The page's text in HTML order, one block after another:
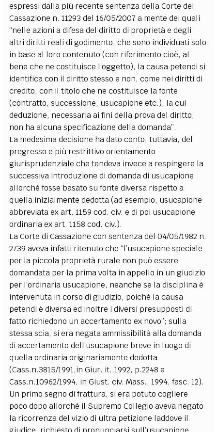
espressi dalla più recente sentenza della Corte dei
Cassazione n. 11293 del 16/05/2007 a mente dei quali
“nelle azioni a difesa del diritto di proprietà e degli
altri diritti reali di godimento, che sono individuati solo
in base al loro contenuto (con riferimento cioè, al
bene che ne costituisce l’oggetto), la causa petendi si
identifica con il diritto stesso e non, come nei diritti di
credito, con il titolo che ne costituisce la fonte
(contratto, successione, usucapione etc.), la cui
deduzione, necessaria ai fini della prova del diritto,
non ha alcuna specificazione della domanda”.
La medesima decisione ha dato conto, tuttavia, del
pregresso e più restrittivo orientamento
giurisprudenziale che tendeva invece a respingere la
successiva introduzione di domanda di usucapione
allorchè fosse basato su fonte diversa rispetto a
quella inizialmente dedotta (ad esempio, usucapione
abbreviata ex art. 1159 cod. civ. e di poi usucapione
ordinaria ex art. 1158 cod. civ.).
La Corte di Cassazione con sentenza del 04/05/1982 n.
2739 aveva infatti ritenuto che “l’usucapione speciale
per la piccola proprietà rurale non può essere
domandata per la prima volta in appello in un giudizio
per l’ordinaria usucapione, neanche se la disciplina è
intervenuta in corso di giudizio, poiché la causa
petendi è diversa ed inoltre i diversi presupposti di
fatto richiedono un accertamento ex novo”; sulla
stessa scia, si era negata ammissibilità alla domanda
di accertamento dell’usucapione breve in luogo di
quella ordinaria originariamente dedotta
(Cass.n.3815/1991,in Giur. it.,1992, p.2248 e
Cass.n.10962/1994, in Giust. civ. Mass., 1994, fasc. 12).
Un primo segno di frattura, si era potuto cogliere
poco dopo allorchè il Supremo Collegio aveva negato
la ricorrenza del vizio di ultra petizione laddove il